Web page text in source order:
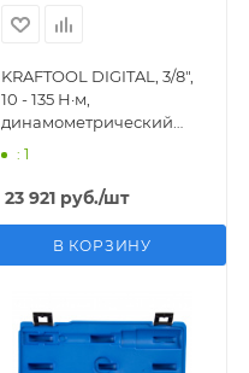
KRAFTOOL DIGITAL, 3/8″,
10 - 135 Н·м,
динамометрический
ключ (64043-135)
: 1
23 921 руб./шт
В КОРЗИНУ